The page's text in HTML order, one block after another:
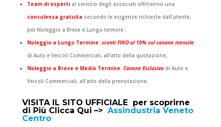
Team di espertial servizio degli associati offriranno una
consulenza gratuita secondo le esigenze richieste dall’utente,
per Noleggio a Breve e Lungo termine ;
Noleggio a Lungo Termine: sconti FINO al 10% sul canone mensile
di Auto e Veicoli Commerciali, all’atto della quotazione;
Noleggio a Breve e Medio Termine: Canone Esclusivodi Auto e
Veicoli Commerciali, all’atto della prenotazione;
VISITA IL SITO UFFICIALE per scoprirne
di Più Clicca Qui –> Assindustria Veneto
Centro